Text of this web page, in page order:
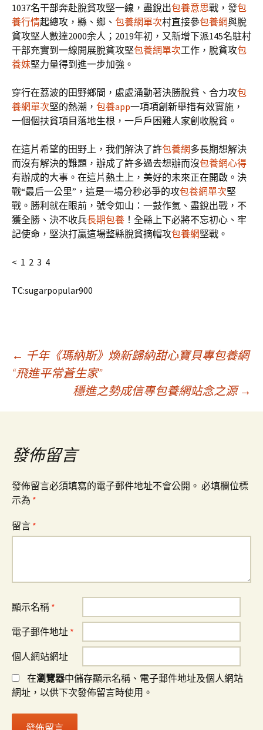
1037名干部奔赴脫貧攻堅一線，盡銳出包養意思戰，發包
養行情起總攻，縣、鄉、 包養網單次村直接參包養網與脫
貧攻堅人數達2000余人；2019年初，又新增下派145名駐村
干部充實到一線開展脫貧攻堅包養網單次工作，脫貧攻包
養妹堅力量得到進一步加強。
穿行在荔波的田野鄉間，處處涌動著決勝脫貧、合力攻包
養網單次堅的熱潮， 包養app一項項創新舉措有效實施，
一個個扶貧項目落地生根，一戶戶困難人家創收脫貧。
在這片希望的田野上，我們解決了許包養網多長期想解決
而沒有解決的難題，辦成了許多過去想辦而沒包養網心得
有辦成的大事。在這片熱土上，美好的未來正在開啟。決
戰“最后一公里”，這是一場分秒必爭的攻包養網單次堅
戰。勝利就在眼前，號令如山：一鼓作氣、盡銳出戰，不
獲全勝、決不收兵長期包養 ！全縣上下必將不忘初心、牢
記使命，堅決打贏這場整縣脫貧摘帽攻包養網堅戰。
< 1 2 3 4
TC:sugarpopular900
文
導
覽
← 千年《瑪納斯》煥新歸納甜心寶貝專包養網
“飛進平常蒼生家”
穩進之勢成信專包養網站念之源 →
發佈留言
發佈留言必須填寫的電子郵件地址不會公開。 必填欄位標
示為 *
留言 *
顯示名稱 *
電子郵件地址 *
個人網站網址
在瀏覽器中儲存顯示名稱、電子郵件地址及個人網站
網址，以供下次發佈留言時使用。